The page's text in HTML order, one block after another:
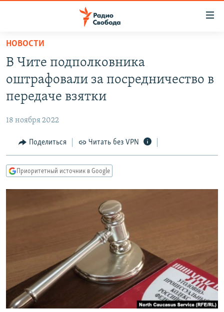
упрощенного
доступа
основному
Вернутся
Вернутся
ПОДКАСТЫ
АВТОРСКИЕ ПРОЕКТЫ
МНЕНИЯ
КУЛЬТУРА
КАВКАЗ.РЕАЛИИ
СИБИРЬ.РЕАЛИИ
РАСПИСАНИЕ ВЕЩАНИЯ
ПОДПИШИТЕСЬ НА РАССЫЛКУ
СОЦИАЛЬНЫЕ СЕТИ
НОВОСТИ
В Чите подполковника
оштрафовали за посредничество в
передаче взятки
18 ноября 2022
Поделиться Читать без VPN
Приоритетный источник в Google